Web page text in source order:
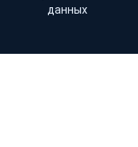
данных